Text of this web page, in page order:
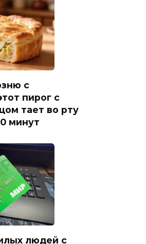
с
пирог с
тает во рту
минут
людей с